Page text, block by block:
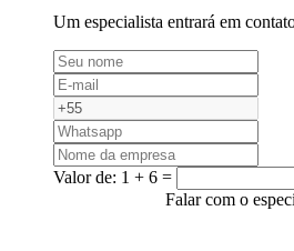
Um especialista entrará em
Valor de: 1 + 6 =
Falar com o